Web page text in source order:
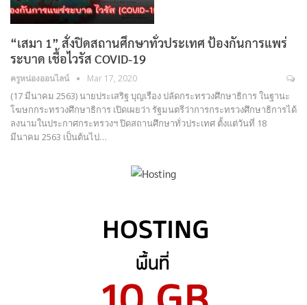
“เสมา 1” สั่งปิดสถานศึกษาทั่วประเทศ ป้องกันการแพร่
ระบาด เชื้อไวรัส COVID-19
ครูหน่องออนไลน์ Mar 17, 2020
(17 มีนาคม 2563) นายประเสริฐ บุญเรือง ปลัดกระทรวงศึกษาธิการ ในฐานะ
โฆษกกระทรวงศึกษาธิการ เปิดเผยว่า รัฐมนตรีว่าการกระทรวงศึกษาธิการได้
ลงนามในประกาศกระทรวงฯ ปิดสถานศึกษาทั่วประเทศ ตั้งแต่วันที่ 18
มีนาคม 2563 เป็นต้นไป…